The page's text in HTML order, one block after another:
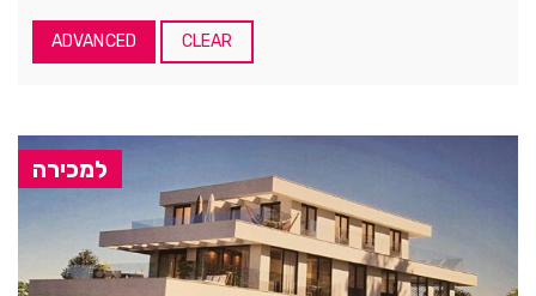
CLEAR
ADVANCED
למכירה